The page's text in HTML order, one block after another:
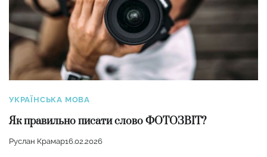
УКРАЇНСЬКА МОВА
Як правильно писати слово ФОТОЗВІТ?
Руслан Крамар16.02.2026